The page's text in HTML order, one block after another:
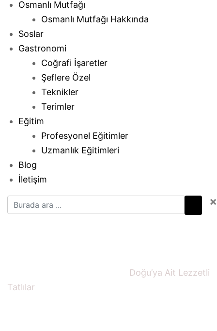
Osmanlı Mutfağı
Osmanlı Mutfağı Hakkında
Soslar
Gastronomi
Coğrafi İşaretler
Şeflere Özel
Teknikler
Terimler
Eğitim
Profesyonel Eğitimler
Uzmanlık Eğitimleri
Blog
İletişim
×
Doğu’ya Ait Lezzetli
Tatlılar